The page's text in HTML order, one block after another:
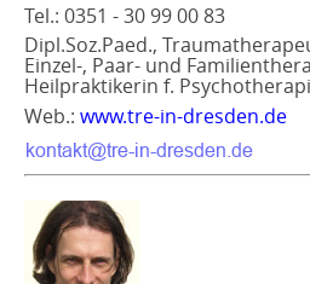
Tel.: 0351 - 30 99 00 83
Dipl.Soz.Paed.,
Einzel-, Paar- und
Heilpraktikerin f.
Web.: www.tre-in-dresden.de